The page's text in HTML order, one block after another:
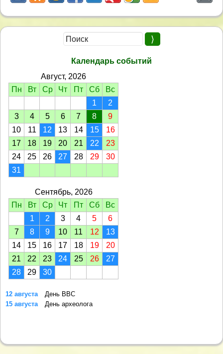
Календарь событий
Август, 2026
Пн
Вт Ср Чт Пт Сб
Вс
1
2
3
4 5 6 7 8
9
10
11 12 13 14 15
16
17
18 19 20 21 22
23
24
25 26 27 28 29
30
31
Сентябрь, 2026
Пн
Вт Ср Чт Пт Сб
Вс
1
2 3 4 5
6
7
8 9 10 11 12
13
14
15 16 17 18 19
20
21
22 23 24 25 26
27
28
29 30
12 августа
День ВВС
15 августа
День археолога